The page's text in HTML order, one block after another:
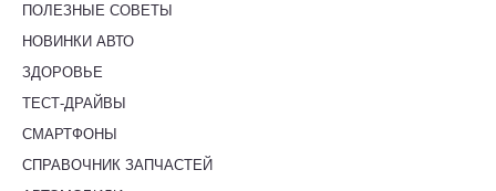
ПОЛЕЗНЫЕ СОВЕТЫ
НОВИНКИ АВТО
ЗДОРОВЬЕ
ТЕСТ-ДРАЙВЫ
СМАРТФОНЫ
СПРАВОЧНИК ЗАПЧАСТЕЙ